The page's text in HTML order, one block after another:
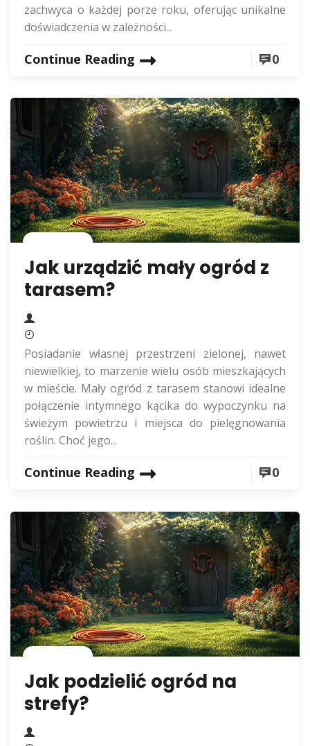
zachwyca o każdej porze roku, oferując unikalne
doświadczenia w zależności...
Continue Reading 0
Jak urządzić mały ogród z
tarasem?
Posiadanie własnej przestrzeni zielonej, nawet
niewielkiej, to marzenie wielu osób mieszkających
w mieście. Mały ogród z tarasem stanowi idealne
połączenie intymnego kącika do wypoczynku na
świeżym powietrzu i miejsca do pielęgnowania
roślin. Choć jego...
Continue Reading 0
Jak podzielić ogród na
strefy?